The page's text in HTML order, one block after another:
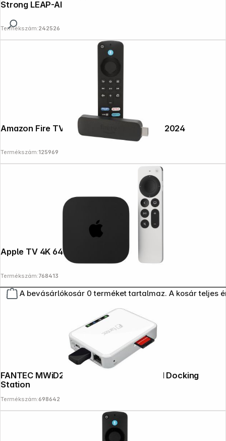
A bevásárlókosár 0 terméket tartalmaz. A kosár teljes
Strong LEAP-AIR
Termékszám:242526
Amazon Fire TV Stick 4K 3rd Generation 2024
Termékszám:125969
Termékszám:768413
FANTEC MWiD25-DS white Mobile WLAN Docking
Station
Termékszám:698642